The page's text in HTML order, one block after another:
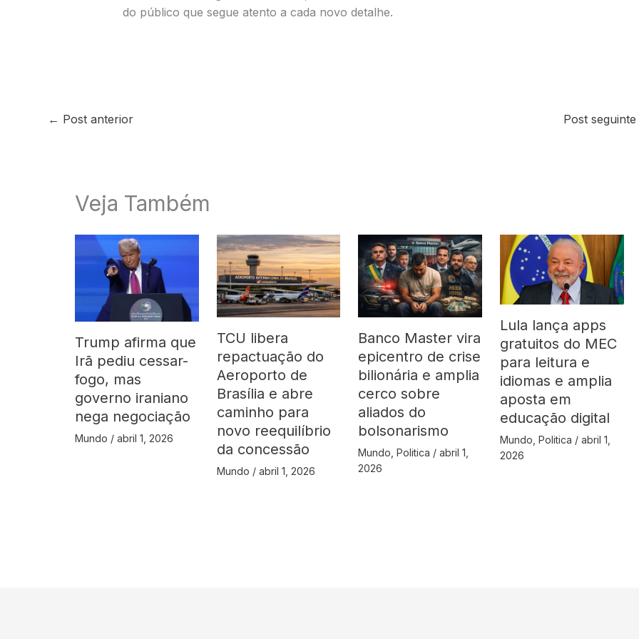
do público que segue atento a cada novo detalhe.
← Post anterior Post seguinte
Veja Também
Trump afirma que
Irã pediu cessar-
fogo, mas
governo iraniano
nega negociação
Mundo / abril 1, 2026
TCU libera
repactuação do
Aeroporto de
Brasília e abre
caminho para
novo reequilíbrio
da concessão
Mundo / abril 1, 2026
Banco Master vira
epicentro de crise
bilionária e amplia
cerco sobre
aliados do
bolsonarismo
Mundo ,Politica /abril 1,
2026
Lula lança apps
gratuitos do MEC
para leitura e
idiomas e amplia
aposta em
educação digital
Mundo ,Politica /abril 1,
2026